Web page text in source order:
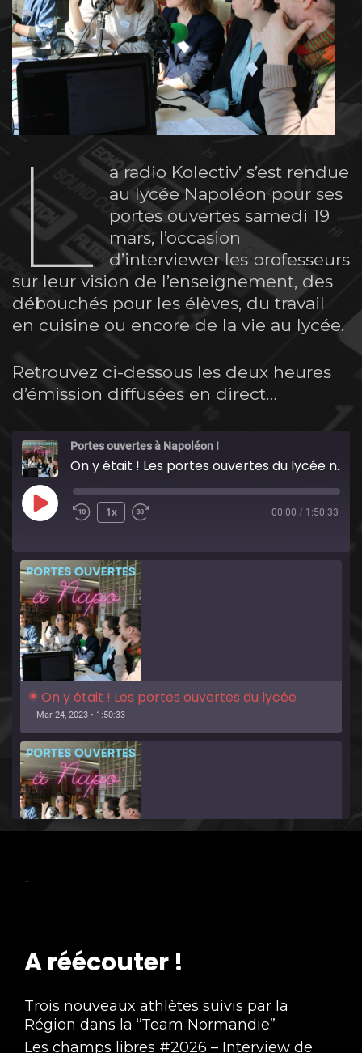
L
a radio Kolectiv’ s’est rendue
au lycée Napoléon pour ses
portes ouvertes samedi 19
mars, l’occasion
d’interviewer les professeurs
sur leur vision de l’enseignement, des
débouchés pour les élèves, du travail
en cuisine ou encore de la vie au lycée.
Retrouvez ci-dessous les deux heures
d’émission diffusées en direct…
Portes ouvertes à Napoléon !
On y était ! Les portes ouvertes du lycée napoléon édition 2023
Play
1x 00:00 / 1:50:33
On y était ! Les portes ouvertes du lycée
napoléon édition 2023
Mar 24, 2023 • 1:50:33
On y était ! - Les Portes ouvertes du lycée
-
A réécouter !
Trois nouveaux athlètes suivis par la
Région dans la “Team Normandie”
Les champs libres #2026 – Interview de